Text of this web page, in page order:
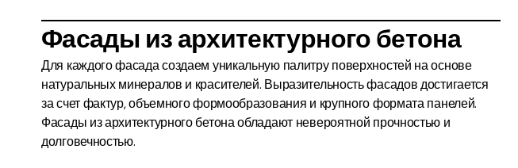
Фасады из архитектурного бетона
Для каждого фасада создаем уникальную палитру поверхностей на основе
натуральных минералов и красителей. Выразительность фасадов достигается
за счет фактур, объемного формообразования и крупного формата панелей.
Фасады из архитектурного бетона обладают невероятной прочностью и
долговечностью.